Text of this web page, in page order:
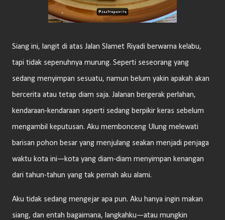
Siang ini, langit di atas Jalan Slamet Riyadi berwarna kelabu,
tapi tidak sepenuhnya murung. Seperti seseorang yang
sedang menyimpan sesuatu, namun belum yakin apakah akan
bercerita atau tetap diam saja. Jalanan bergerak perlahan,
kendaraan-kendaraan seperti sedang berpikir keras sebelum
mengambil keputusan. Aku membonceng Ulung melewati
barisan pohon besar yang menjulang seakan menjadi penjaga
waktu kota ini—kota yang diam-diam menyimpan kenangan
dari tahun-tahun yang tak pernah aku alami.
Aku tidak sedang mengejar apa pun. Aku hanya ingin makan
siang, dan entah bagaimana, langkahku—atau mungkin